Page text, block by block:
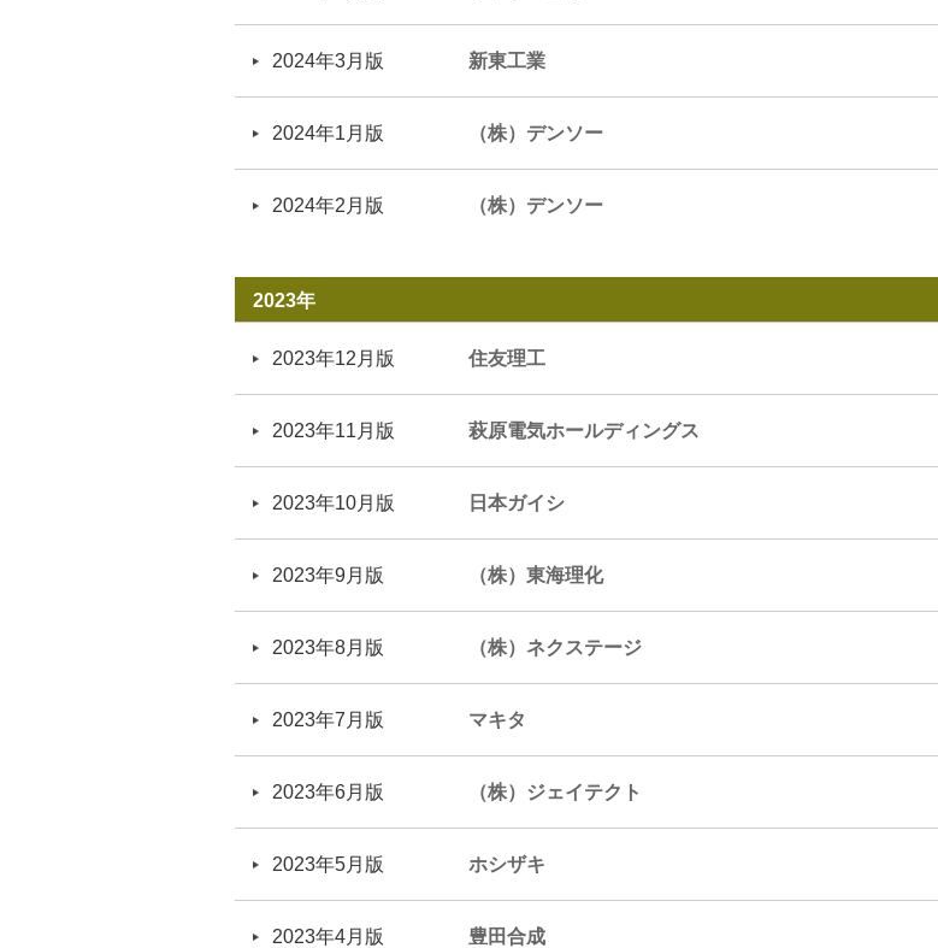
2024年3月版 新東工業
2024年1月版 （株）デンソー
2024年2月版 （株）デンソー
2023年
2023年12月版 住友理工
2023年11月版 萩原電気ホールディングス
2023年10月版 日本ガイシ
2023年9月版 （株）東海理化
2023年8月版 （株）ネクステージ
2023年7月版 マキタ
2023年6月版 （株）ジェイテクト
2023年5月版 ホシザキ
2023年4月版 豊田合成